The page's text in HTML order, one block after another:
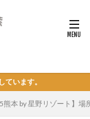
ています。
熊本 by 星野リゾート】